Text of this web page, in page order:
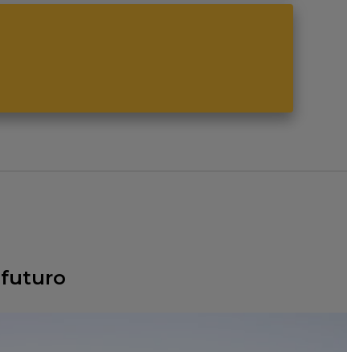
futuro